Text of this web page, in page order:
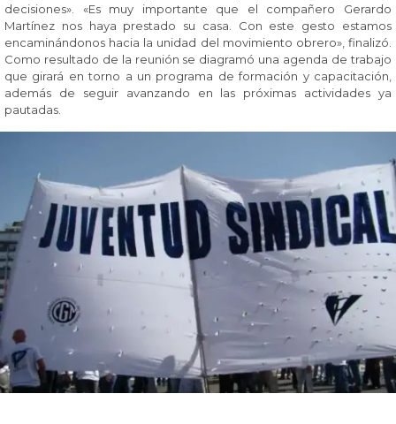
decisiones». «Es muy importante que el compañero Gerardo
Martínez nos haya prestado su casa. Con este gesto estamos
encaminándonos hacia la unidad del movimiento obrero», finalizó.
Como resultado de la reunión se diagramó una agenda de trabajo
que girará en torno a un programa de formación y capacitación,
además de seguir avanzando en las próximas actividades ya
pautadas.